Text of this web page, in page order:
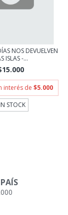
NOS DEVUELVEN
ISLAS -...
interés de $5.000
STOCK